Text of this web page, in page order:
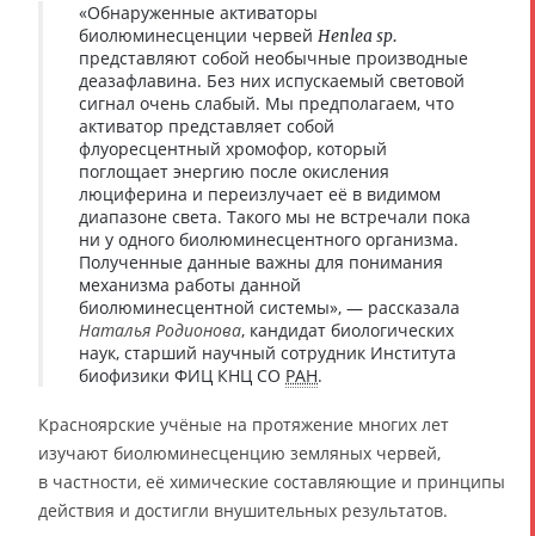
«Обнаруженные активаторы
биолюминесценции червей Henlea sp.
представляют собой необычные производные
деазафлавина. Без них испускаемый световой
сигнал очень слабый. Мы предполагаем, что
активатор представляет собой
флуоресцентный хромофор, который
поглощает энергию после окисления
люциферина и переизлучает её в видимом
диапазоне света. Такого мы не встречали пока
ни у одного биолюминесцентного организма.
Полученные данные важны для понимания
механизма работы данной
биолюминесцентной системы», — рассказала
Наталья Родионова, кандидат биологических
наук, старший научный сотрудник Института
биофизики ФИЦ КНЦ СО РАН.
Красноярские учёные на протяжение многих лет
изучают биолюминесценцию земляных червей,
в частности, её химические составляющие и принципы
действия и достигли внушительных результатов.